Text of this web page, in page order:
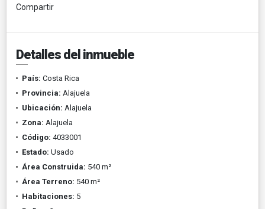
Compartir
Detalles del inmueble
País: Costa Rica
Provincia: Alajuela
Ubicación: Alajuela
Zona: Alajuela
Código: 4033001
Estado: Usado
Área Construida: 540 m²
Área Terreno: 540 m²
Habitaciones: 5